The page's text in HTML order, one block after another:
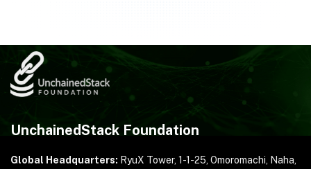
UnchainedStack Foundation
Global Headquarters: RyuX Tower, 1-1-25, Omoromachi, Naha,